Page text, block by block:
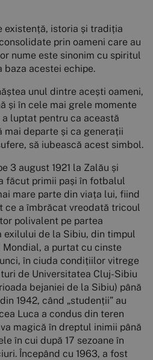
existență, istoria și tradiția
prin oameni care au
nume este sinonim cu spiritul
baza acestei echipe.
unul dintre acești oameni,
și în cele mai grele momente
luptat pentru ca această
mai departe și ca generații
să iubească acest simbol.
3 august 1921 la Zalău și
făcut primii pași în fotbalul
mare parte din viața lui, fiind
ce a îmbrăcat vreodată tricoul
polivalent pe partea
exilului de la Sibiu, din timpul
a purtat cu cinste
în ciuda condițiilor vitrege
de Universitatea Cluj-Sibiu
bejaniei de la Sibiu) până
1942, când „studenții” au
Luca a condus din teren
magică în dreptul inimii până
în cui după 17 sezoane în
Începând cu 1963, a fost